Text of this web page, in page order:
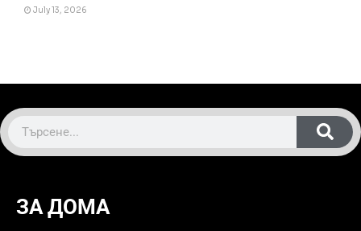
July 13, 2026
ЗА ДОМА